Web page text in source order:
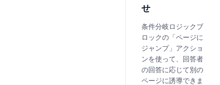
せ
条件分岐ロジックブ
ロックの「ページに
ジャンプ」アクショ
ンを使って、回答者
の回答に応じて別の
ページに誘導できま